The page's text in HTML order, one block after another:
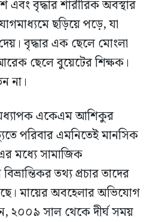
এবং বৃদ্ধার শারীরিক অবস্থার
ছড়িয়ে পড়ে, যা
বৃদ্ধার এক ছেলে মোংলা
ছেলে বুয়েটের শিক্ষক।
না।
একেএম আশিকুর
পরিবার এমনিতেই মানসিক
মধ্যে সামাজিক
তথ্য প্রচার তাদের
মায়ের অবহেলার অভিযোগ
২০০৯ সাল থেকে দীর্ঘ সময়